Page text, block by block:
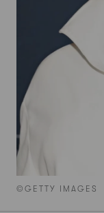
©GETTY IMAGES